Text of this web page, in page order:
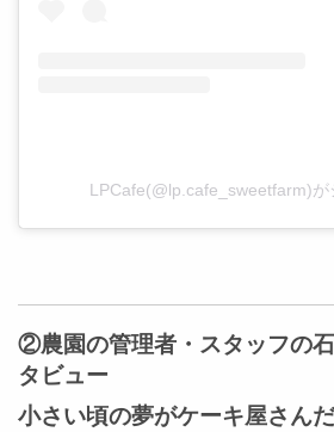
LPCafe(@lp.cafe_sweetfarm)が
②農園の管理者・スタッフの
タビュー
小さい頃の夢がケーキ屋さん